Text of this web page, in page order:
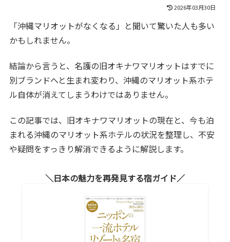
2026年03月30日
「沖縄マリオットがなくなる」と聞いて驚いた人も多い
かもしれません。
結論から言うと、名護の旧オキナワマリオットはすでに
別ブランドへと生まれ変わり、沖縄のマリオット系ホテ
ル自体が消えてしまうわけではありません。
この記事では、旧オキナワマリオットの現在と、今も泊
まれる沖縄のマリオット系ホテルの状況を整理し、不安
や疑問をすっきり解消できるように解説します。
日本の魅力を再発見する宿ガイド